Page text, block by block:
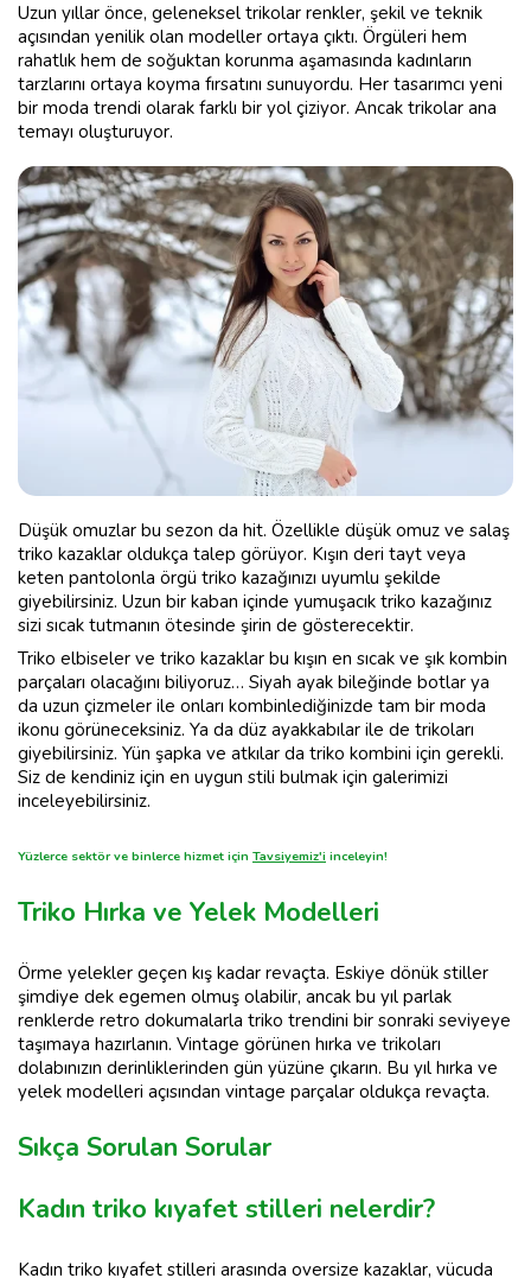
Uzun yıllar önce, geleneksel trikolar renkler, şekil ve teknik
açısından yenilik olan modeller ortaya çıktı. Örgüleri hem
rahatlık hem de soğuktan korunma aşamasında kadınların
tarzlarını ortaya koyma fırsatını sunuyordu. Her tasarımcı yeni
bir moda trendi olarak farklı bir yol çiziyor. Ancak trikolar ana
temayı oluşturuyor.
Düşük omuzlar bu sezon da hit. Özellikle düşük omuz ve salaş
triko kazaklar oldukça talep görüyor. Kışın deri tayt veya
keten pantolonla örgü triko kazağınızı uyumlu şekilde
giyebilirsiniz. Uzun bir kaban içinde yumuşacık triko kazağınız
sizi sıcak tutmanın ötesinde şirin de gösterecektir.
Triko elbiseler ve triko kazaklar bu kışın en sıcak ve şık kombin
parçaları olacağını biliyoruz… Siyah ayak bileğinde botlar ya
da uzun çizmeler ile onları kombinlediğinizde tam bir moda
ikonu görüneceksiniz. Ya da düz ayakkabılar ile de trikoları
giyebilirsiniz. Yün şapka ve atkılar da triko kombini için gerekli.
Siz de kendiniz için en uygun stili bulmak için galerimizi
inceleyebilirsiniz.
Yüzlerce sektör ve binlerce hizmet için Tavsiyemiz'i inceleyin!
Triko Hırka ve Yelek Modelleri
Örme yelekler geçen kış kadar revaçta. Eskiye dönük stiller
şimdiye dek egemen olmuş olabilir, ancak bu yıl parlak
renklerde retro dokumalarla triko trendini bir sonraki seviyeye
taşımaya hazırlanın. Vintage görünen hırka ve trikoları
dolabınızın derinliklerinden gün yüzüne çıkarın. Bu yıl hırka ve
yelek modelleri açısından vintage parçalar oldukça revaçta.
Sıkça Sorulan Sorular
Kadın triko kıyafet stilleri nelerdir?
Kadın triko kıyafet stilleri arasında oversize kazaklar, vücuda